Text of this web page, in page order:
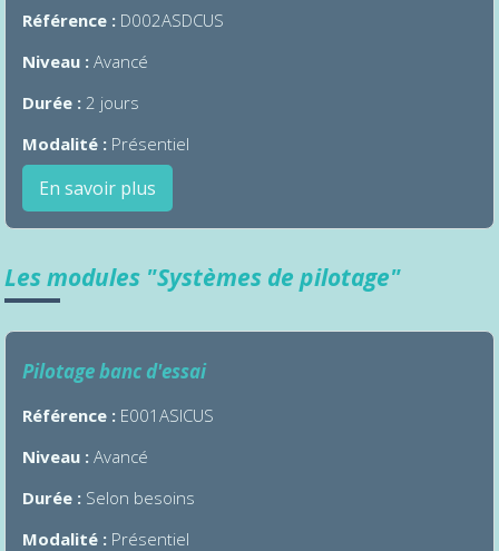
Référence : D002ASDCUS
Niveau : Avancé
Durée : 2 jours
Modalité : Présentiel
En savoir plus
Les modules "Systèmes de pilotage"
Pilotage banc d'essai
Référence : E001ASICUS
Niveau : Avancé
Durée : Selon besoins
Modalité : Présentiel